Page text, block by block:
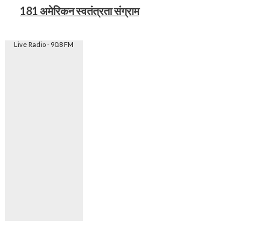
181 अमेरिकन स्वतंत्रता संग्राम
Live Radio - 90.8 FM